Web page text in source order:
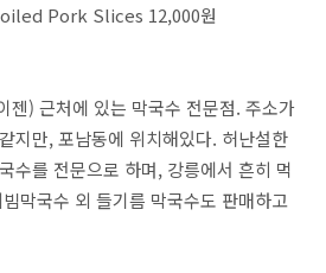
Pork Slices 12,000원
젠) 근처에 있는 막국수 전문점. 주소가
지만, 포남동에 위치해있다. 허난설한
수를 전문으로 하며, 강릉에서 흔히 먹
막국수 외 들기름 막국수도 판매하고